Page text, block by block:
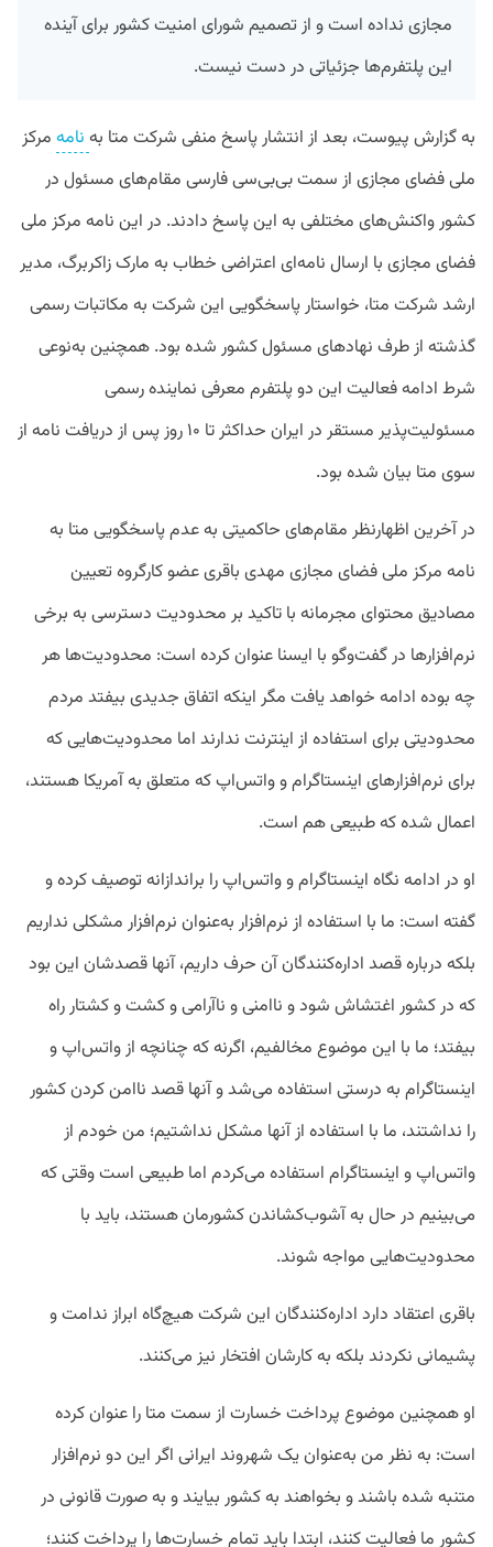
مجازی نداده است و از تصمیم شورای امنیت کشور برای آینده
این پلتفرم‌ها جزئیاتی در دست نیست.
به گزارش پیوست، بعد از انتشار پاسخ منفی شرکت متا به نامه مرکز
ملی فضای مجازی از سمت بی‌بی‌سی فارسی مقام‌های مسئول در
کشور واکنش‌های مختلفی به این پاسخ دادند. در این نامه مرکز ملی
فضای مجازی با ارسال نامه‌ای اعتراضی خطاب به مارک زاکربرگ، مدیر
ارشد شرکت متا، خواستار پاسخگویی این شرکت به مکاتبات رسمی
گذشته از طرف نهادهای مسئول کشور شده بود. همچنین به‌نوعی
شرط ادامه فعالیت این دو پلتفرم معرفی نماینده رسمی
مسئولیت‌پذیر مستقر در ایران حداکثر تا ۱۰ روز پس از دریافت نامه از
سوی متا بیان شده بود.
در آخرین اظهارنظر مقام‌های حاکمیتی به عدم پاسخگویی متا به
نامه مرکز ملی فضای مجازی مهدی باقری عضو کارگروه تعیین
مصادیق محتوای مجرمانه با تاکید بر محدودیت دسترسی به برخی
نرم‌افزارها در گفت‌وگو با ایسنا عنوان کرده است: محدودیت‌ها هر
چه بوده ادامه خواهد یافت مگر اینکه اتفاق جدیدی بیفتد مردم
محدودیتی برای استفاده از اینترنت ندارند اما محدودیت‌هایی که
برای نرم‌افزارهای اینستاگرام و واتس‌اپ که متعلق به آمریکا هستند،
اعمال شده که طبیعی هم است.
او در ادامه نگاه اینستاگرام و واتس‌اپ را براندازانه توصیف کرده و
گفته است: ما با استفاده از نرم‌افزار به‌عنوان نرم‌افزار مشکلی نداریم
بلکه درباره قصد اداره‌کنندگان آن حرف داریم، آنها قصدشان این بود
که در کشور اغتشاش شود و ناامنی و ناآرامی و کشت و کشتار راه
بیفتد؛ ما با این موضوع مخالفیم، اگرنه که چنانچه از واتس‌اپ و
اینستاگرام به درستی استفاده می‌شد و آنها قصد ناامن کردن کشور
را نداشتند، ما با استفاده از آنها مشکل نداشتیم؛ من خودم از
واتس‌اپ و اینستاگرام استفاده می‌کردم اما طبیعی است وقتی که
می‌بینیم در حال به آشوب‌کشاندن کشورمان هستند، باید با
محدودیت‌هایی مواجه شوند.
باقری اعتقاد دارد اداره‌کنندگان این شرکت هیچ‌گاه ابراز ندامت و
پشیمانی نکردند بلکه به کارشان افتخار نیز می‌کنند.
او همچنین موضوع پرداخت خسارت از سمت متا را عنوان کرده
است: به نظر من به‌عنوان یک شهروند ایرانی اگر این دو نرم‌افزار
متنبه شده باشند و بخواهند به کشور بیایند و به صورت قانونی در
کشور ما فعالیت کنند، ابتدا باید تمام خسارت‌ها را پرداخت کنند؛